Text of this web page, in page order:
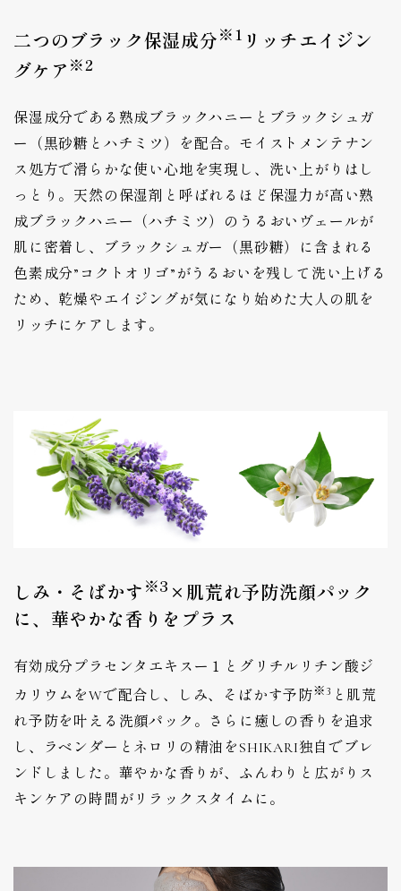
二つのブラック保湿成分※1 リッチエイジン
グケア ※2
保湿成分である熟成ブラックハニーとブラックシュガ
ー（黒砂糖とハチミツ）を配合。モイストメンテナン
ス処方で滑らかな使い心地を実現し、洗い上がりはし
っとり。天然の保湿剤と呼ばれるほど保湿力が高い熟
成ブラックハニー（ハチミツ）のうるおいヴェールが
肌に密着し、ブラックシュガー（黒砂糖）に含まれる
色素成分”コクトオリゴ”がうるおいを残して洗い上げる
ため、乾燥やエイジングが気になり始めた大人の肌を
リッチにケアします。
しみ・そばかす ※3 ×肌荒れ予防洗顔パック
に、華やかな香りをプラス
有効成分プラセンタエキスー１とグリチルリチン酸ジ
カリウムをWで配合し、しみ、そばかす予防※3 と肌荒
れ予防を叶える洗顔パック。さらに癒しの香りを追求
し、ラベンダーとネロリの精油をSHIKARI独自でブレ
ンドしました。華やかな香りが、ふんわりと広がりス
キンケアの時間がリラックスタイムに。